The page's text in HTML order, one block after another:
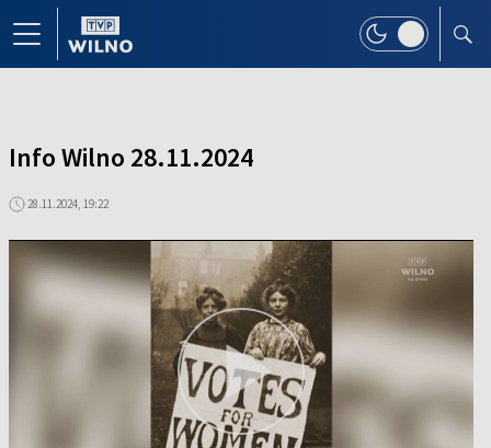
Info Wilno 28.11.2024
28.11.2024, 19:22